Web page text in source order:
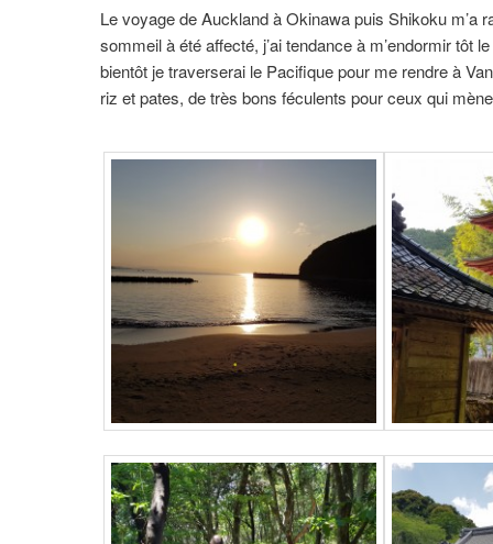
Le voyage de Auckland à Okinawa puis Shikoku m’a
sommeil à été affecté, j’ai tendance à m’endormir
bientôt je traverserai le Pacifique pour me rendre à
riz et pates, de très bons féculents pour ceux qui